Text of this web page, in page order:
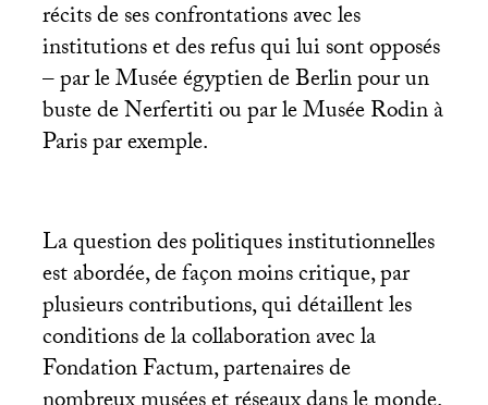
récits de ses confrontations avec les
institutions et des refus qui lui sont opposés
– par le Musée égyptien de Berlin pour un
buste de Nerfertiti ou par le Musée Rodin à
Paris par exemple.
La question des politiques institutionnelles
est abordée, de façon moins critique, par
plusieurs contributions, qui détaillent les
conditions de la collaboration avec la
Fondation Factum, partenaires de